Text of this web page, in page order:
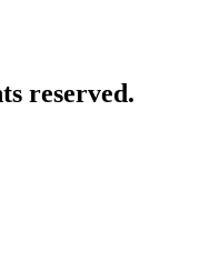
reserved.